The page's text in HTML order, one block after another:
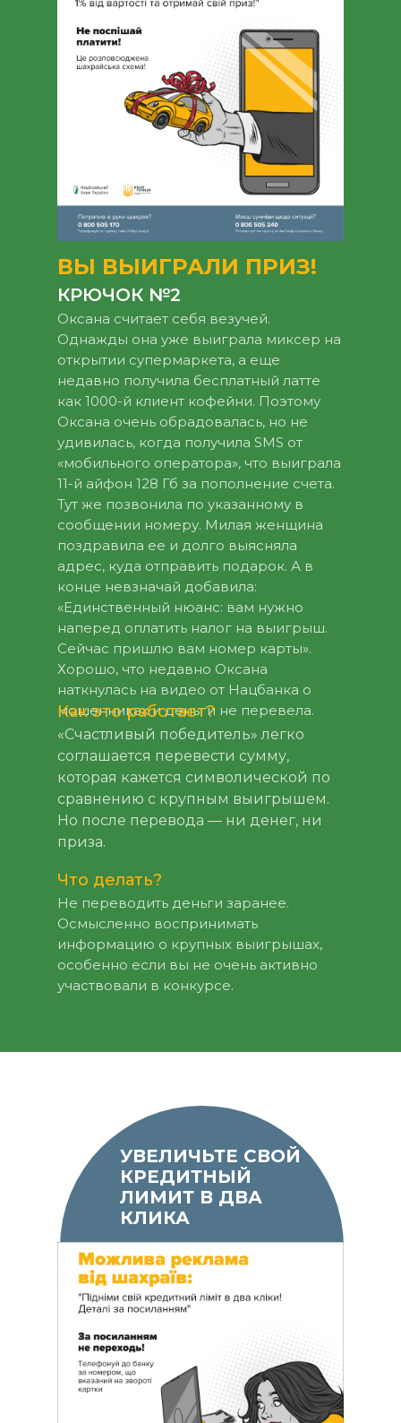
ВЫ ВЫИГРАЛИ ПРИЗ!
Оксана считает себя везучей.
Однажды она уже выиграла миксер на
открытии супермаркета, а еще
недавно получила бесплатный латте
как 1000-й клиент кофейни. Поэтому
Оксана очень обрадовалась, но не
удивилась, когда получила SMS от
«мобильного оператора», что выиграла
11-й айфон 128 Гб за пополнение счета.
Тут же позвонила по указанному в
сообщении номеру. Милая женщина
поздравила ее и долго выясняла
адрес, куда отправить подарок. А в
конце невзначай добавила:
«Единственный нюанс: вам нужно
наперед оплатить налог на выигрыш.
Сейчас пришлю вам номер карты».
Хорошо, что недавно Оксана
наткнулась на видео от Нацбанка о
мошенниках и деньги не перевела.
Как это работает?
КРЮЧОК №2
«Счастливый победитель» легко
соглашается перевести сумму,
которая кажется символической по
сравнению с крупным выигрышем.
Но после перевода — ни денег, ни
приза.
Что делать?
Не переводить деньги заранее.
Осмысленно воспринимать
информацию о крупных выигрышах,
особенно если вы не очень активно
участвовали в конкурсе.
УВЕЛИЧЬТЕ СВОЙ
КРЕДИТНЫЙ
ЛИМИТ В ДВА
КЛИКА